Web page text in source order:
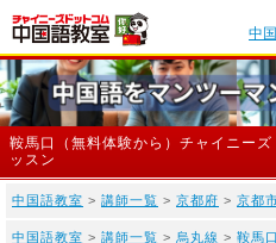
中
鞍馬口（無料体験から）チャイニー
ッスン
中国語教室 > 講師一覧 > 京都府 > 京都
中国語教室 > 講師一覧 > 烏丸線 > 鞍馬口